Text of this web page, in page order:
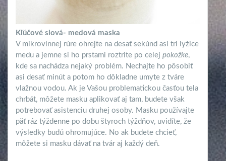
Kľúčové slová- medová maska
V mikrovlnnej rúre ohrejte na desať sekúnd asi tri lyžice
medu a jemne si ho prstami roztrite po celej pokožke,
kde sa nachádza nejaký problém. Nechajte ho pôsobiť
asi desať minút a potom ho dôkladne umyte z tváre
vlažnou vodou. Ak je Vašou problematickou časťou tela
chrbát, môžete masku aplikovať aj tam, budete však
potrebovať asistenciu druhej osoby. Masku používajte
päť ráz týždenne po dobu štyroch týždňov, uvidíte, že
výsledky budú ohromujúce. No ak budete chcieť,
môžete si masku dávať na tvár aj každý deň.